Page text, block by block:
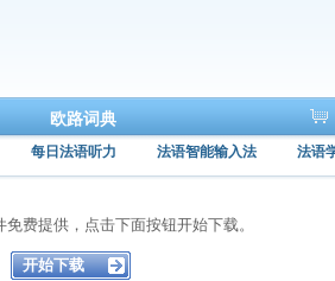
欧路词典
每日法语听力 法语智能输入法 法语
费提供，点击下面按钮开始下载。